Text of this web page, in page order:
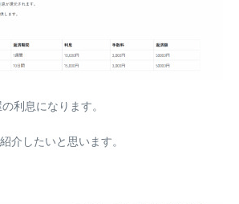
利息になります。
介したいと思います。